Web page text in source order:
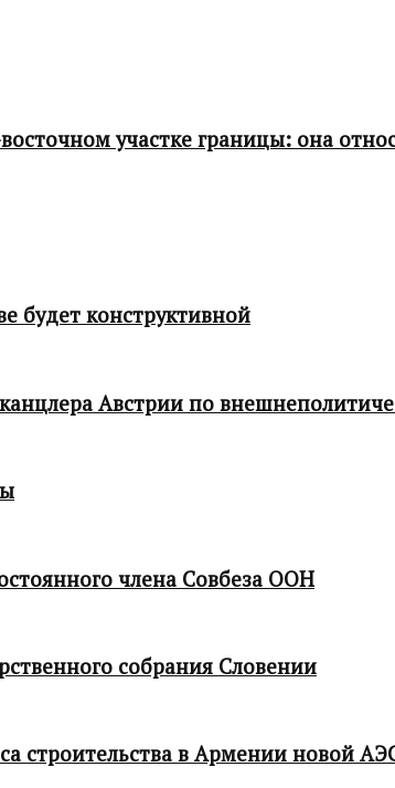
участке границы: она
будет конструктивной
Австрии по
члена Совбеза ООН
собрания Словении
строительства в Армении новой